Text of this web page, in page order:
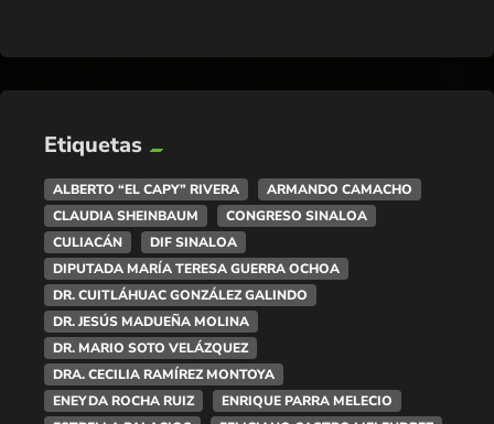
Etiquetas
ALBERTO “EL CAPY” RIVERA
ARMANDO CAMACHO
CLAUDIA SHEINBAUM
CONGRESO SINALOA
CULIACÁN
DIF SINALOA
DIPUTADA MARÍA TERESA GUERRA OCHOA
DR. CUITLÁHUAC GONZÁLEZ GALINDO
DR. JESÚS MADUEÑA MOLINA
DR. MARIO SOTO VELÁZQUEZ
DRA. CECILIA RAMÍREZ MONTOYA
ENEYDA ROCHA RUIZ
ENRIQUE PARRA MELECIO